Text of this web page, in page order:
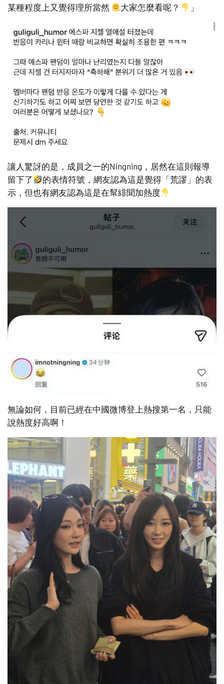
某種程度上又覺得理所當然
大家怎麼看呢？ 」
讓人驚訝的是，成員之一的Ningning，居然在這則報導
留下了
的表情符號，網友認為這是覺得「荒謬」的表
示，但也有網友認為這是在幫緋聞加熱度
無論如何，目前已經在中國微博登上熱搜第一名，只能
說熱度好高啊！